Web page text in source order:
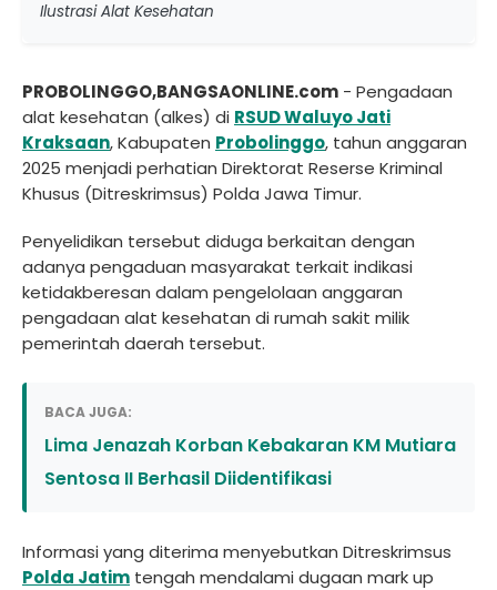
Ilustrasi Alat Kesehatan
PROBOLINGGO,BANGSAONLINE.com - Pengadaan
alat kesehatan (alkes) di RSUD Waluyo Jati
Kraksaan, Kabupaten Probolinggo, tahun anggaran
2025 menjadi perhatian Direktorat Reserse Kriminal
Khusus (Ditreskrimsus) Polda Jawa Timur.
Penyelidikan tersebut diduga berkaitan dengan
adanya pengaduan masyarakat terkait indikasi
ketidakberesan dalam pengelolaan anggaran
pengadaan alat kesehatan di rumah sakit milik
pemerintah daerah tersebut.
BACA JUGA:
Lima Jenazah Korban Kebakaran KM Mutiara
Sentosa II Berhasil Diidentifikasi
Informasi yang diterima menyebutkan Ditreskrimsus
Polda Jatim tengah mendalami dugaan mark up